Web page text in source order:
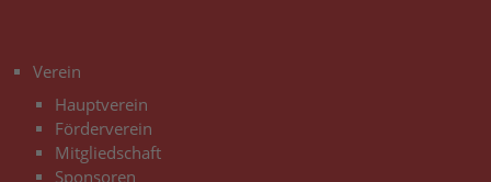
Verein
Hauptverein
Förderverein
Mitgliedschaft
Sponsoren